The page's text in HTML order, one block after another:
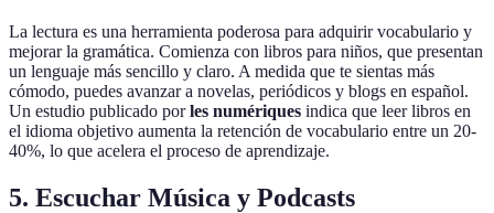
La lectura es una herramienta poderosa para adquirir vocabulario y
mejorar la gramática. Comienza con libros para niños, que presentan
un lenguaje más sencillo y claro. A medida que te sientas más
cómodo, puedes avanzar a novelas, periódicos y blogs en español.
Un estudio publicado porles numériques indica que leer libros en
el idioma objetivo aumenta la retención de vocabulario entre un 20-
40%, lo que acelera el proceso de aprendizaje.
5. Escuchar Música y Podcasts